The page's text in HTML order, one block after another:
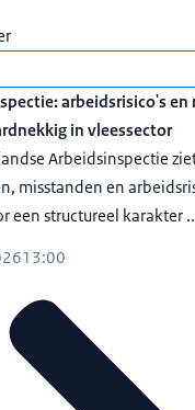
arbeidsrisico's en
in vleessector
Arbeidsinspectie
misstanden en
een structureel karakter
13:00